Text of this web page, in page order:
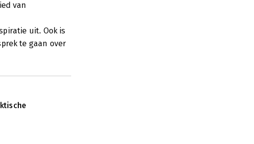
van
uit. Ook is
te gaan over